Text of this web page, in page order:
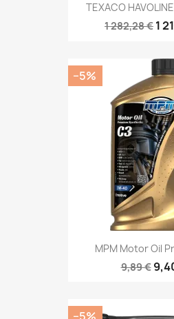
TEXACO
1 282,28 € 1
MPM Motor Oil
9,89 €
−5%